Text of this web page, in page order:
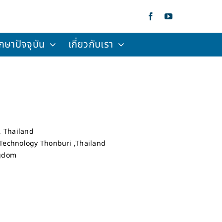
ษาปัจจุบัน เกี่ยวกับเรา
Thailand
Thonburi ,Thailand